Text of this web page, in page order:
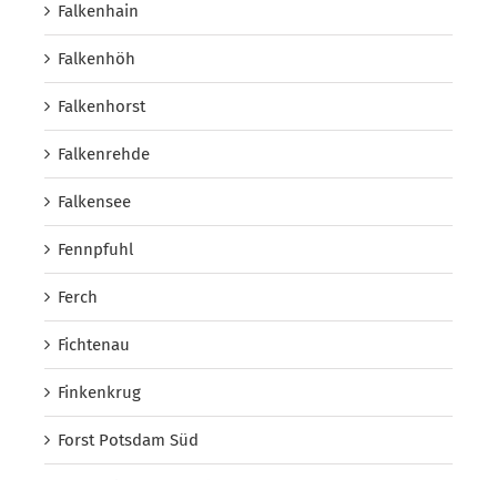
Falkenhain
Falkenhöh
Falkenhorst
Falkenrehde
Falkensee
Fennpfuhl
Ferch
Fichtenau
Finkenkrug
Forst Potsdam Süd